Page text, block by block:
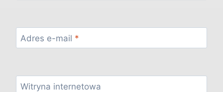
Adres e-mail *
Witryna internetowa